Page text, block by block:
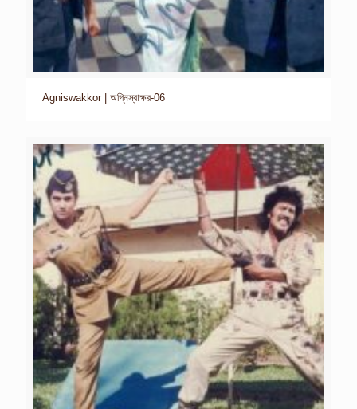
Agniswakkor | অগ্নিস্বাক্ষর-06